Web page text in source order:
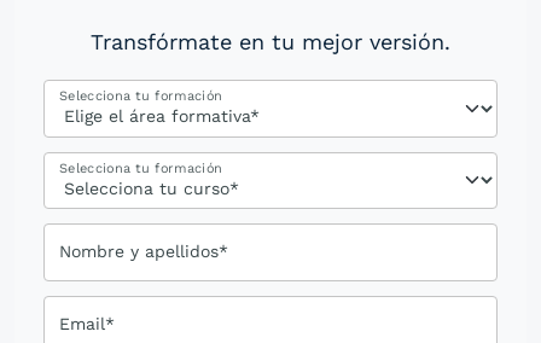
Transfórmate en tu mejor versión.
Selecciona tu formación
Selecciona tu formación
Nombre y apellidos*
Email*